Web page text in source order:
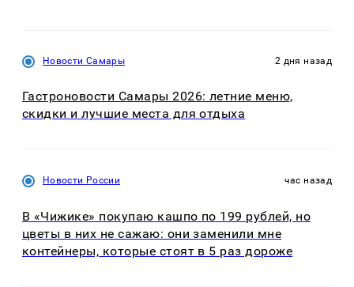
Новости Самары 2 дня назад
Гастроновости Самары 2026: летние меню,
скидки и лучшие места для отдыха
Новости России час назад
В «Чижике» покупаю кашпо по 199 рублей, но
цветы в них не сажаю: они заменили мне
контейнеры, которые стоят в 5 раз дороже